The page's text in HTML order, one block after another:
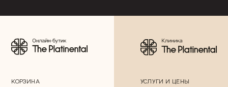
КОРЗИНА УСЛУГИ И ЦЕНЫ